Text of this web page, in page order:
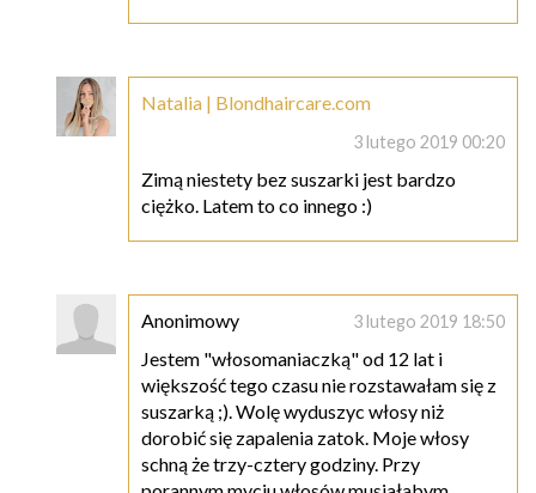
Natalia | Blondhaircare.com
3 lutego 2019 00:20
Zimą niestety bez suszarki jest bardzo
ciężko. Latem to co innego :)
Anonimowy 3 lutego 2019 18:50
Jestem "włosomaniaczką" od 12 lat i
większość tego czasu nie rozstawałam się z
suszarką ;). Wolę wyduszyc włosy niż
dorobić się zapalenia zatok. Moje włosy
schną że trzy-cztery godziny. Przy